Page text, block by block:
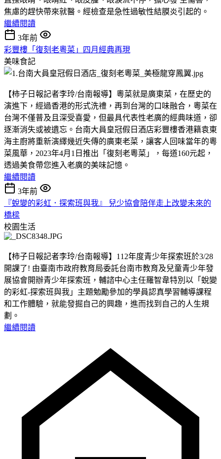
焦慮的趕快帶來就醫。經檢查是急性過敏性結膜炎引起的。
繼續閱讀
3年前
彩豐樓「復刻老粵菜」四月經典再現
美味食記
【柿子日報記者李玲/台南報導】粵菜就是廣東菜，在歷史的
演進下，經過香港的形式洗禮，再到台灣的口味融合，粵菜在
台灣不僅普及且深受喜愛，但最具代表性老廣的經典味道，卻
逐漸消失或被遺忘。台南大員皇冠假日酒店彩豐樓香港籍袁東
海主廚將重新演繹幾近失傳的廣東老菜，讓客人回味當年的粵
菜風華，2023年4月1日推出「復刻老粵菜」，每道160元起，
透過美食帶您進入老廣的美味記憶。
繼續閱讀
3年前
『蛻變的彩虹．探索班與我』 兒少協會陪伴走上改變未來的
橋樑
校園生活
【柿子日報記者李玲/台南報導】112年度青少年探索班於3/28
開課了! 由臺南市政府教育局委託台南市教育及兒童青少年發
展協會開辦青少年探索班，輔諮中心主任羅智韋特別以「蛻變
的彩虹-探索班與我」主題勉勵參加的學員認真學習輔導課程
和工作體驗，就能發掘自己的興趣，進而找到自己的人生規
劃。
繼續閱讀